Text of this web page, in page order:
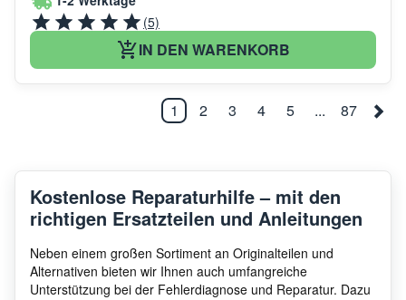
(5)
IN DEN WARENKORB
1 2 3 4 5 ... 87
Kostenlose Reparaturhilfe – mit den
richtigen Ersatzteilen und Anleitungen
Neben einem großen Sortiment an Originalteilen und
Alternativen bieten wir Ihnen auch umfangreiche
Unterstützung bei der Fehlerdiagnose und Reparatur. Dazu